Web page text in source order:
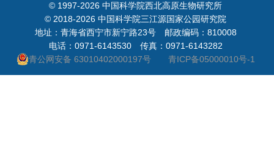
© 1997-2026 中国科学院西北高原生物研究所
© 2018-2026 中国科学院三江源国家公园研究院
地址：青海省西宁市新宁路23号 邮政编码：810008
电话：0971-6143530 传真：0971-6143282
青公网安备 63010402000197号
青ICP备05000010号-1